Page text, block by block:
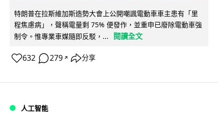
特朗普在拉斯維加斯造勢大會上公開嘲諷電動車車主患有「里
程焦慮病」，聲稱電量剩 75% 便發作，並重申已廢除電動車強
制令。惟專業車媒隨即反駁，...
閱讀全文
632 279 ↗ 分享
人工智能